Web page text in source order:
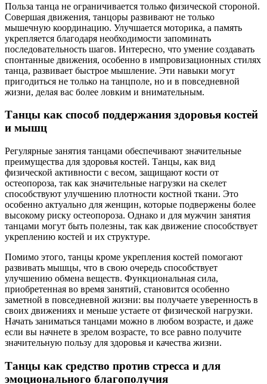
Польза танца не ограничивается только физической стороной.
Совершая движения, танцоры развивают не только
мышечную координацию. Улучшается моторика, а память
укрепляется благодаря необходимости запоминать
последовательность шагов. Интересно, что умение создавать
спонтанные движения, особенно в импровизационных стилях
танца, развивает быстрое мышление. Эти навыки могут
пригодиться не только на танцполе, но и в повседневной
жизни, делая вас более ловким и внимательным.
Танцы как способ поддержания здоровья костей
и мышц
Регулярные занятия танцами обеспечивают значительные
преимущества для здоровья костей. Танцы, как вид
физической активности с весом, защищают кости от
остеопороза, так как значительные нагрузки на скелет
способствуют улучшению плотности костной ткани. Это
особенно актуально для женщин, которые подвержены более
высокому риску остеопороза. Однако и для мужчин занятия
танцами могут быть полезны, так как движение способствует
укреплению костей и их структуре.
Помимо этого, танцы кроме укрепления костей помогают
развивать мышцы, что в свою очередь способствует
улучшению обмена веществ. Функциональная сила,
приобретенная во время занятий, становится особенно
заметной в повседневной жизни: вы получаете уверенность в
своих движениях и меньше устаете от физической нагрузки.
Начать заниматься танцами можно в любом возрасте, и даже
если вы начнете в зрелом возрасте, то все равно получите
значительную пользу для здоровья и качества жизни.
Танцы как средство против стресса и для
эмоционального благополучия